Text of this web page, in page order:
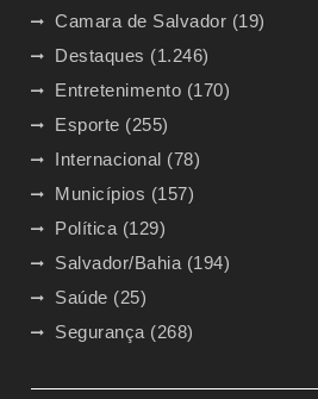
Camara de Salvador (19)
Destaques (1.246)
Entretenimento (170)
Esporte (255)
Internacional (78)
Municípios (157)
Política (129)
Salvador/Bahia (194)
Saúde (25)
Segurança (268)